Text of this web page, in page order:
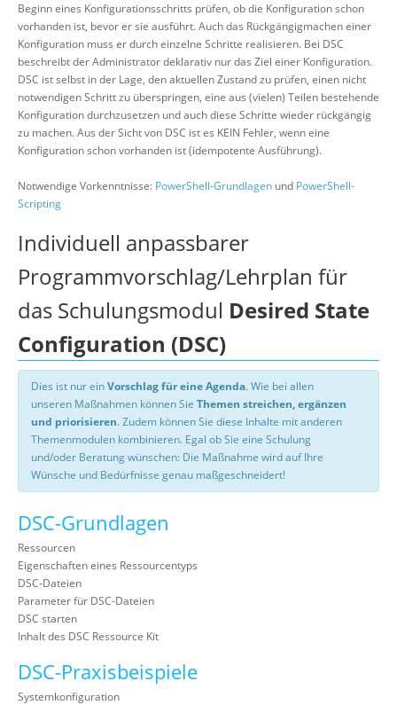
Beginn eines Konfigurationsschritts prüfen, ob die Konfiguration schon
vorhanden ist, bevor er sie ausführt. Auch das Rückgängigmachen einer
Konfiguration muss er durch einzelne Schritte realisieren. Bei DSC
beschreibt der Administrator deklarativ nur das Ziel einer Konfiguration.
DSC ist selbst in der Lage, den aktuellen Zustand zu prüfen, einen nicht
notwendigen Schritt zu überspringen, eine aus (vielen) Teilen bestehende
Konfiguration durchzusetzen und auch diese Schritte wieder rückgängig
zu machen. Aus der Sicht von DSC ist es KEIN Fehler, wenn eine
Konfiguration schon vorhanden ist (idempotente Ausführung).
Notwendige Vorkenntnisse: PowerShell-Grundlagen und PowerShell-
Scripting
Individuell anpassbarer
Programmvorschlag/Lehrplan für
das Schulungsmodul Desired State
Configuration (DSC)
Dies ist nur einVorschlag für eine Agenda. Wie bei allen
unseren Maßnahmen können Sie Themen streichen, ergänzen
und priorisieren. Zudem können Sie diese Inhalte mit anderen
Themenmodulen kombinieren. Egal ob Sie eine Schulung
und/oder Beratung wünschen: Die Maßnahme wird auf Ihre
Wünsche und Bedürfnisse genau maßgeschneidert!
DSC-Grundlagen
Ressourcen
Eigenschaften eines Ressourcentyps
DSC-Dateien
Parameter für DSC-Dateien
DSC starten
Inhalt des DSC Ressource Kit
DSC-Praxisbeispiele
Systemkonfiguration